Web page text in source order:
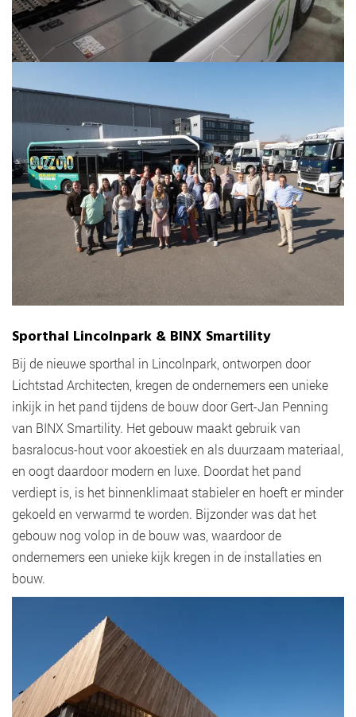
Sporthal Lincolnpark & BINX Smartility
Bij de nieuwe sporthal in Lincolnpark, ontworpen door
Lichtstad Architecten, kregen de ondernemers een unieke
inkijk in het pand tijdens de bouw door Gert-Jan Penning
van BINX Smartility. Het gebouw maakt gebruik van
basralocus-hout voor akoestiek en als duurzaam materiaal,
en oogt daardoor modern en luxe. Doordat het pand
verdiept is, is het binnenklimaat stabieler en hoeft er minder
gekoeld en verwarmd te worden. Bijzonder was dat het
gebouw nog volop in de bouw was, waardoor de
ondernemers een unieke kijk kregen in de installaties en
bouw.